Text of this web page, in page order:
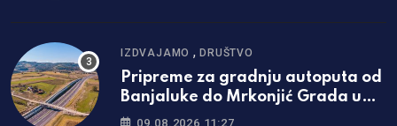
IZDVAJAMO ,DRUŠTVO
Pripreme za gradnju autoputa od
Banjaluke do Mrkonjić Grada u
završnoj fazi
09.08.2026 11:27